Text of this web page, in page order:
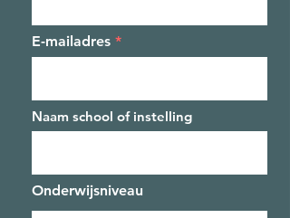
E-mailadres
Naam school of instelling
Onderwijsniveau